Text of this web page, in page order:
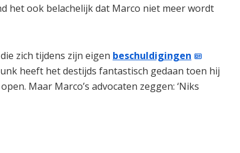
het ook belachelijk dat Marco niet meer wordt
zich tijdens zijn eigen beschuldigingen
heeft het destijds fantastisch gedaan toen hij
Maar Marco’s advocaten zeggen: ‘Niks